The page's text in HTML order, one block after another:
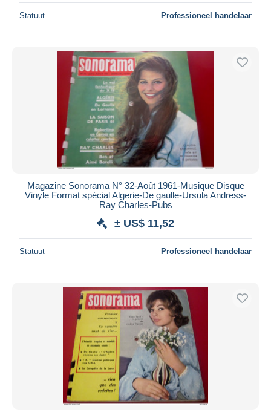
Statuut Professioneel handelaar
Magazine Sonorama N° 32-Août 1961-Musique Disque
Vinyle Format spécial Algerie-De gaulle-Ursula Andress-
Ray Charles-Pubs
± US$ 11,52
Statuut Professioneel handelaar